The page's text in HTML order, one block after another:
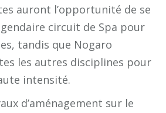
auront l’opportunité de se
circuit de Spa pour
tandis que Nogaro
les autres disciplines pour
intensité.
d’aménagement sur le